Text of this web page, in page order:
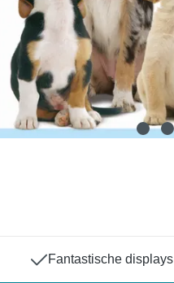
Fantastische displays